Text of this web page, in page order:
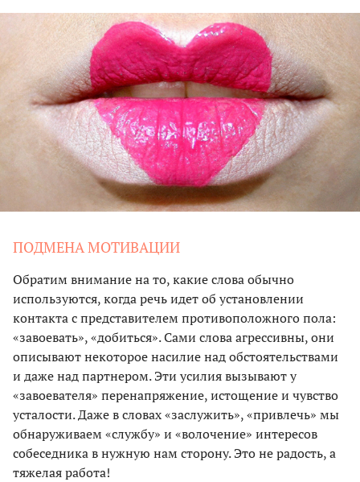
ПОДМЕНА МОТИВАЦИИ
Обратим внимание на то, какие слова обычно
используются, когда речь идет об установлении
контакта с представителем противоположного пола:
«завоевать», «добиться». Сами слова агрессивны, они
описывают некоторое насилие над обстоятельствами
и даже над партнером. Эти усилия вызывают у
«завоевателя» перенапряжение, истощение и чувство
усталости. Даже в словах «заслужить», «привлечь» мы
обнаруживаем «службу» и «волочение» интересов
собеседника в нужную нам сторону. Это не радость, а
тяжелая работа!